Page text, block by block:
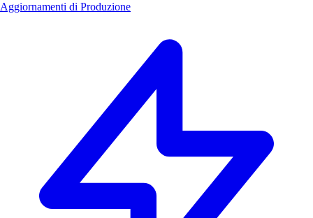
Aggiornamenti di Produzione